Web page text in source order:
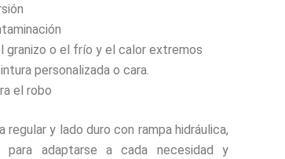
granizo o el frío y el calor extremos
personalizada o cara.
el robo
y lado duro con rampa hidráulica,
adaptarse a cada necesidad y